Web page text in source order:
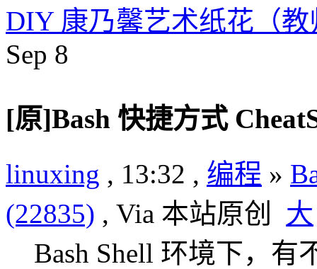
DIY 康乃馨艺术纸花（
Sep 8
[原]Bash 快捷方式
linuxing , 13:32 , 编程 »
(22835) , Via 本站原创 大
Bash Shell 环境下，有